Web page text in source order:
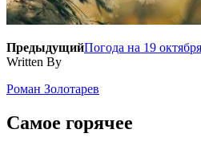
ПредыдущийПогода на 19
Written By
Роман Золотарев
Самое горячее